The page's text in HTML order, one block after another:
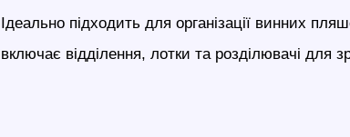
Ідеально підходить для організації винних
включає відділення, лотки та розділювачі для